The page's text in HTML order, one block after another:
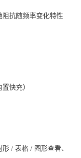
抗随频率变化特性
快充）
/ 表格 / 图形查看、